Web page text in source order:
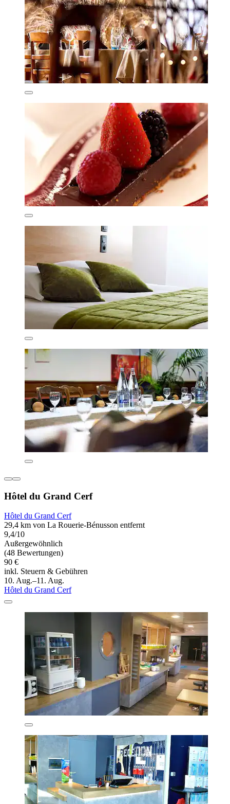
Hôtel du Grand Cerf
Hôtel du Grand Cerf
29,4 km von La Rouerie-Bénusson entfernt
9,4/10
Außergewöhnlich
(48 Bewertungen)
90 €
inkl. Steuern & Gebühren
10. Aug.–11. Aug.
Hôtel du Grand Cerf